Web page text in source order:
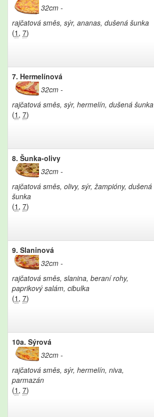
32cm
rajčatová směs, sýr, ananas, dušená šunka
(1 , 7)
7. Hermelínová
32cm
rajčatová směs, sýr, hermelín, dušená šunka
(1 , 7)
8. Šunka-olivy
32cm
rajčatová směs, olivy, sýr, žampióny, dušená
šunka
(1 , 7)
9. Slaninová
32cm
rajčatová směs, slanina, beraní rohy,
paprikový salám, cibulka
(1 , 7)
10a. Sýrová
32cm
rajčatová směs, sýr, hermelín, niva,
parmazán
(1 , 7)